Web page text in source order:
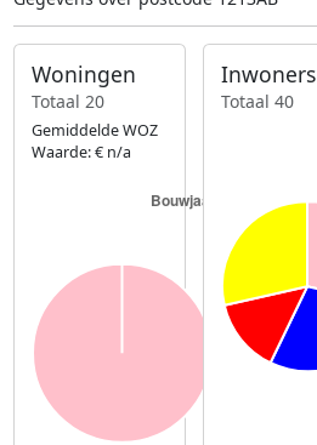
Woningen
Totaal 20
Gemiddelde WOZ
Waarde: € n/a
Inwoners
Totaal 40